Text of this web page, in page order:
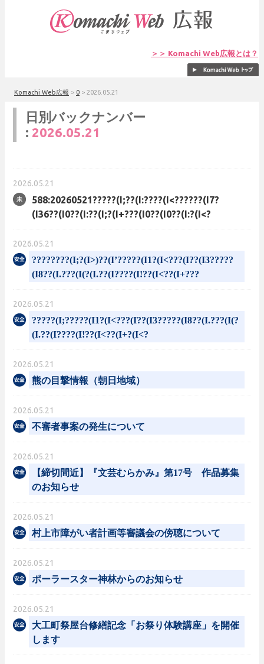
＞＞ Komachi Web広報とは？
Komachi Web広報 > 0 > 2026.05.21
日別バックナンバー
: 2026.05.21
2026.05.21
588:20260521?????(I;??(I:????(I<??????(I7?
(I36??(I0??(I:??(I;?(I+???(I0??(I0??(I:?(I<?
2026.05.21
????????(I;?(I>)??(I’?????(I1?(I<???(I??(I3?????
(I8??(I.???(I(?(I.??(I????(I!??(I<??(I+???
2026.05.21
?????(I;?????(I1?(I<???(I??(I3?????(I8??(I.???(I(?
(I.??(I????(I!??(I<??(I+?(I<?
2026.05.21
熊の目撃情報（朝日地域）
2026.05.21
不審者事案の発生について
2026.05.21
【締切間近】『文芸むらかみ』第17号 作品募集
のお知らせ
2026.05.21
村上市障がい者計画等審議会の傍聴について
2026.05.21
ポーラースター神林からのお知らせ
2026.05.21
大工町祭屋台修繕記念「お祭り体験講座」を開催
します